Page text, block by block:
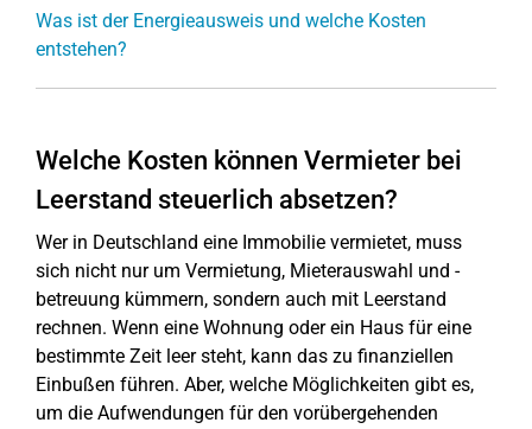
Was ist der Energieausweis und welche Kosten
entstehen?
Welche Kosten können Vermieter bei
Leerstand steuerlich absetzen?
Wer in Deutschland eine Immobilie vermietet, muss
sich nicht nur um Vermietung, Mieterauswahl und -
betreuung kümmern, sondern auch mit Leerstand
rechnen. Wenn eine Wohnung oder ein Haus für eine
bestimmte Zeit leer steht, kann das zu finanziellen
Einbußen führen. Aber, welche Möglichkeiten gibt es,
um die Aufwendungen für den vorübergehenden